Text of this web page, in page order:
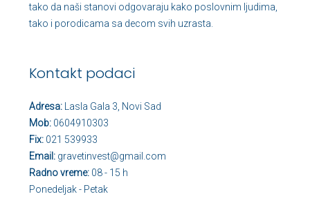
tako da naši stanovi odgovaraju kako poslovnim ljudima,
tako i porodicama sa decom svih uzrasta.
Kontakt podaci
Adresa: Lasla Gala 3, Novi Sad
Mob: 0604910303
Fix: 021 539933
Email: gravetinvest@gmail.com
Radno vreme: 08 - 15 h
Ponedeljak - Petak